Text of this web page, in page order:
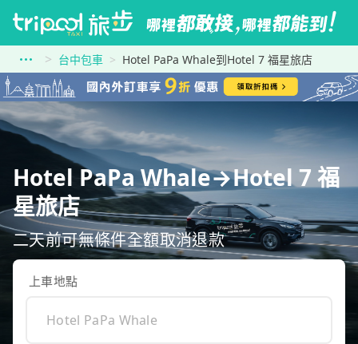
台中包車 Hotel PaPa Whale到Hotel 7 福星旅店
Hotel PaPa Whale→Hotel 7 福
星旅店
二天前可無條件全額取消退款
上車地點